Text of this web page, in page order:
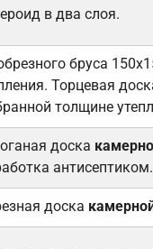
в два слоя.
бруса
Торцевая
толщине
доска
антисептиком.
доска